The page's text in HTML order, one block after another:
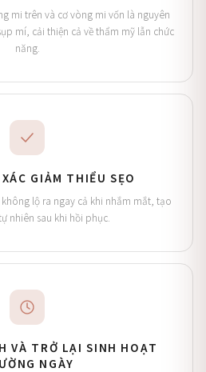
mi trên và cơ vòng mi vốn là nguyên
mí, cải thiện cả về thẩm mỹ lẫn chức
năng.
GIẢM THIỂU SẸO
lộ ra ngay cả khi nhắm mắt, tạo
nhiên sau khi hồi phục.
VÀ TRỞ LẠI SINH HOẠT
NGÀY